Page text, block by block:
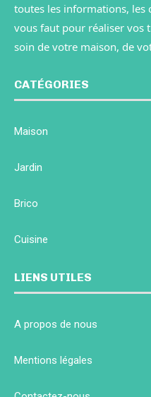
toutes les informations, les
vous faut pour réaliser vos
soin de votre maison, de
CATÉGORIES
Maison
Jardin
Brico
Cuisine
LIENS UTILES
A propos de nous
Mentions légales